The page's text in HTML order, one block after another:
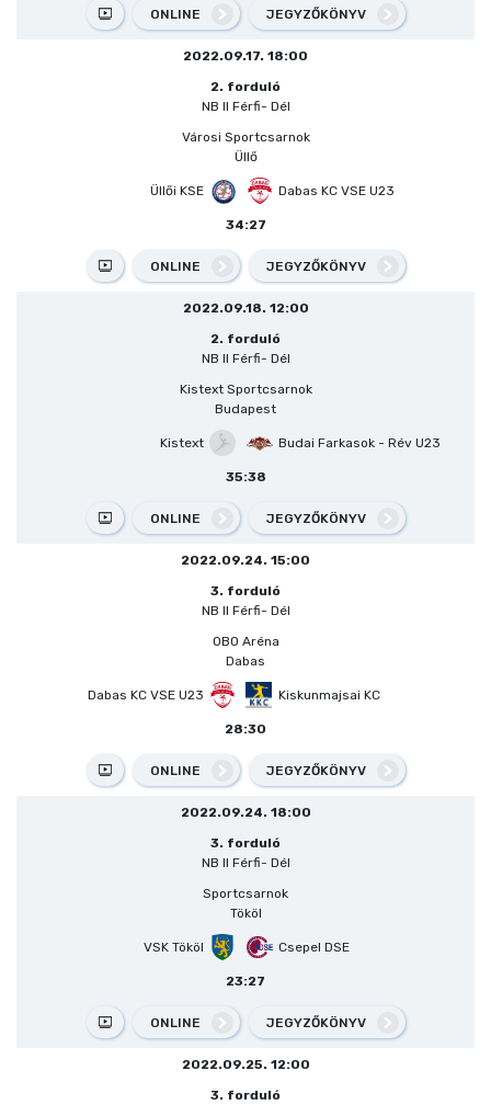
ONLINE JEGYZŐKÖNYV
2022.09.17. 18:00
2. forduló
NB II Férfi- Dél
Városi Sportcsarnok
Üllő
Üllői KSE Dabas KC VSE U23
34:27
ONLINE JEGYZŐKÖNYV
2022.09.18. 12:00
2. forduló
NB II Férfi- Dél
Kistext Sportcsarnok
Budapest
Kistext Budai Farkasok - Rév U23
35:38
ONLINE JEGYZŐKÖNYV
2022.09.24. 15:00
3. forduló
NB II Férfi- Dél
OBO Aréna
Dabas
Dabas KC VSE U23 Kiskunmajsai KC
28:30
ONLINE JEGYZŐKÖNYV
2022.09.24. 18:00
3. forduló
NB II Férfi- Dél
Sportcsarnok
Tököl
VSK Tököl Csepel DSE
23:27
ONLINE JEGYZŐKÖNYV
2022.09.25. 12:00
3. forduló